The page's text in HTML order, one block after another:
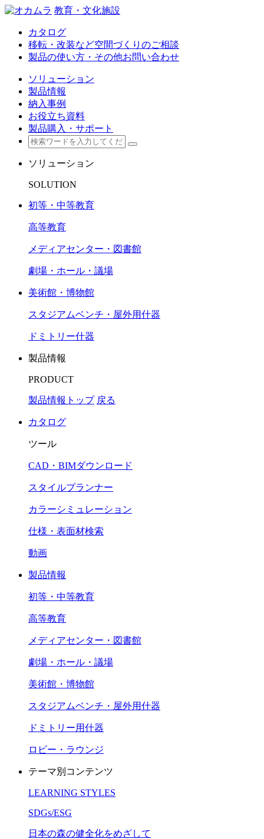
教育・文化施設
カタログ
移転・改装など空間づくりのご相談
製品の使い方・その他お問い合わせ
ソリューション
製品情報
納入事例
お役立ち資料
製品購入・サポート
ソリューション
SOLUTION
初等・中等教育
高等教育
メディアセンター・図書館
劇場・ホール・議場
美術館・博物館
スタジアムベンチ・屋外用什器
ドミトリー什器
製品情報
PRODUCT
製品情報トップ 戻る
カタログ
ツール
CAD・BIMダウンロード
スタイルプランナー
カラーシミュレーション
仕様・表面材検索
動画
製品情報
初等・中等教育
高等教育
メディアセンター・図書館
劇場・ホール・議場
美術館・博物館
スタジアムベンチ・屋外用什器
ドミトリー用什器
ロビー・ラウンジ
テーマ別コンテンツ
LEARNING STYLES
SDGs/ESG
日本の森の健全化をめざして